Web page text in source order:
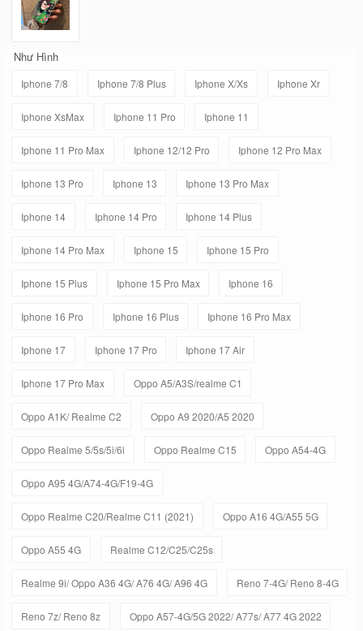
Như Hình
Iphone 7/8 Iphone 7/8 Plus Iphone X/Xs Iphone Xr
Iphone XsMax Iphone 11 Pro Iphone 11
Iphone 11 Pro Max Iphone 12/12 Pro Iphone 12 Pro Max
Iphone 13 Pro Iphone 13 Iphone 13 Pro Max
Iphone 14 Iphone 14 Pro Iphone 14 Plus
Iphone 14 Pro Max Iphone 15 Iphone 15 Pro
Iphone 15 Plus Iphone 15 Pro Max Iphone 16
Iphone 16 Pro Iphone 16 Plus Iphone 16 Pro Max
Iphone 17 Iphone 17 Pro Iphone 17 Air
Iphone 17 Pro Max Oppo A5/A3S/realme C1
Oppo A1K/ Realme C2 Oppo A9 2020/A5 2020
Oppo Realme 5/5s/5i/6i Oppo Realme C15 Oppo A54-4G
Oppo A95 4G/A74-4G/F19-4G
Oppo Realme C20/Realme C11 (2021) Oppo A16 4G/A55 5G
Oppo A55 4G Realme C12/C25/C25s
Realme 9i/ Oppo A36 4G/ A76 4G/ A96 4G Reno 7-4G/ Reno 8-4G
Reno 7z/ Reno 8z Oppo A57-4G/5G 2022/ A77s/ A77 4G 2022